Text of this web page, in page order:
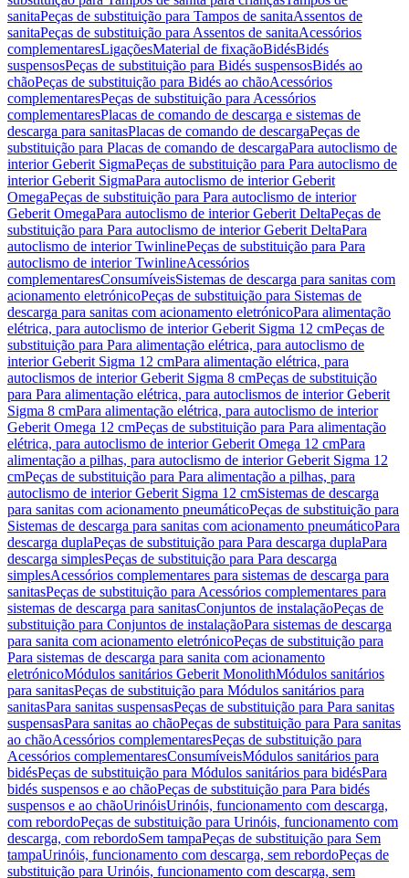
sanitaPeças de substituição para Tampos de sanitaAssentos de
sanitaPeças de substituição para Assentos de sanitaAcessórios
complementaresLigaçõesMaterial de fixaçãoBidésBidés
suspensosPeças de substituição para Bidés suspensosBidés ao
chãoPeças de substituição para Bidés ao chãoAcessórios
complementaresPeças de substituição para Acessórios
complementaresPlacas de comando de descarga e sistemas de
descarga para sanitasPlacas de comando de descargaPeças de
substituição para Placas de comando de descargaPara autoclismo de
interior Geberit SigmaPeças de substituição para Para autoclismo de
interior Geberit SigmaPara autoclismo de interior Geberit
OmegaPeças de substituição para Para autoclismo de interior
Geberit OmegaPara autoclismo de interior Geberit DeltaPeças de
substituição para Para autoclismo de interior Geberit DeltaPara
autoclismo de interior TwinlinePeças de substituição para Para
autoclismo de interior TwinlineAcessórios
complementaresConsumíveisSistemas de descarga para sanitas com
acionamento eletrónicoPeças de substituição para Sistemas de
descarga para sanitas com acionamento eletrónicoPara alimentação
elétrica, para autoclismo de interior Geberit Sigma 12 cmPeças de
substituição para Para alimentação elétrica, para autoclismo de
interior Geberit Sigma 12 cmPara alimentação elétrica, para
autoclismos de interior Geberit Sigma 8 cmPeças de substituição
para Para alimentação elétrica, para autoclismos de interior Geberit
Sigma 8 cmPara alimentação elétrica, para autoclismo de interior
Geberit Omega 12 cmPeças de substituição para Para alimentação
elétrica, para autoclismo de interior Geberit Omega 12 cmPara
alimentação a pilhas, para autoclismo de interior Geberit Sigma 12
cmPeças de substituição para Para alimentação a pilhas, para
autoclismo de interior Geberit Sigma 12 cmSistemas de descarga
para sanitas com acionamento pneumáticoPeças de substituição para
Sistemas de descarga para sanitas com acionamento pneumáticoPara
descarga duplaPeças de substituição para Para descarga duplaPara
descarga simplesPeças de substituição para Para descarga
simplesAcessórios complementares para sistemas de descarga para
sanitasPeças de substituição para Acessórios complementares para
sistemas de descarga para sanitasConjuntos de instalaçãoPeças de
substituição para Conjuntos de instalaçãoPara sistemas de descarga
para sanita com acionamento eletrónicoPeças de substituição para
Para sistemas de descarga para sanita com acionamento
eletrónicoMódulos sanitários Geberit MonolithMódulos sanitários
para sanitasPeças de substituição para Módulos sanitários para
sanitasPara sanitas suspensasPeças de substituição para Para sanitas
suspensasPara sanitas ao chãoPeças de substituição para Para sanitas
ao chãoAcessórios complementaresPeças de substituição para
Acessórios complementaresConsumíveisMódulos sanitários para
bidésPeças de substituição para Módulos sanitários para bidésPara
bidés suspensos e ao chãoPeças de substituição para Para bidés
suspensos e ao chãoUrinóisUrinóis, funcionamento com descarga,
com rebordoPeças de substituição para Urinóis, funcionamento com
descarga, com rebordoSem tampaPeças de substituição para Sem
tampaUrinóis, funcionamento com descarga, sem rebordoPeças de
substituição para Urinóis, funcionamento com descarga, sem